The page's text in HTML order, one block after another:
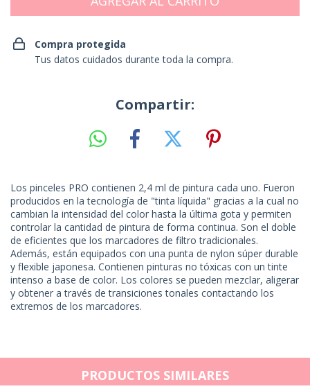
Compra protegida
Tus datos cuidados durante toda la compra.
Compartir:
Los pinceles PRO contienen 2,4 ml de pintura cada uno. Fueron
producidos en la tecnología de "tinta líquida" gracias a la cual no
cambian la intensidad del color hasta la última gota y permiten
controlar la cantidad de pintura de forma continua. Son el doble
de eficientes que los marcadores de filtro tradicionales.
Además, están equipados con una punta de nylon súper durable
y flexible japonesa. Contienen pinturas no tóxicas con un tinte
intenso a base de color. Los colores se pueden mezclar, aligerar
y obtener a través de transiciones tonales contactando los
extremos de los marcadores.
PRODUCTOS SIMILARES